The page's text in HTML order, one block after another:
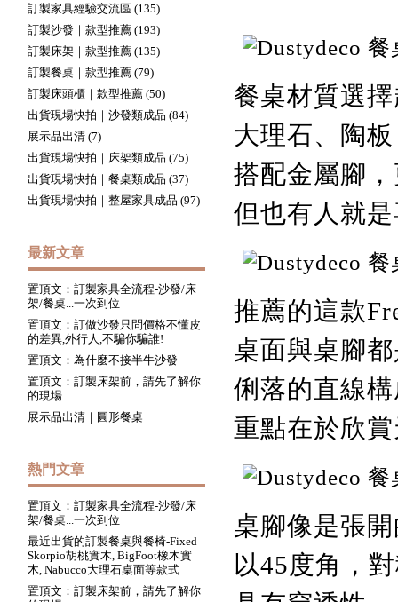
訂製家具經驗交流區 (135)
訂製沙發｜款型推薦 (193)
訂製床架｜款型推薦 (135)
訂製餐桌｜款型推薦 (79)
訂製床頭櫃｜款型推薦 (50)
出貨現場快拍｜沙發類成品 (84)
展示品出清 (7)
出貨現場快拍｜床架類成品 (75)
出貨現場快拍｜餐桌類成品 (37)
出貨現場快拍｜整屋家具成品 (97)
最新文章
置頂文：訂製家具全流程-沙發/床
架/餐桌...一次到位
置頂文：訂做沙發只問價格不懂皮
的差異,外行人,不騙你騙誰!
置頂文：為什麼不接半牛沙發
置頂文：訂製床架前，請先了解你
的現場
展示品出清｜圓形餐桌
熱門文章
置頂文：訂製家具全流程-沙發/床
架/餐桌...一次到位
最近出貨的訂製餐桌與餐椅-Fixed
Skorpio胡桃實木, BigFoot橡木實
木, Nabucco大理石桌面等款式
置頂文：訂製床架前，請先了解你
餐桌材質選
大理石、陶
搭配金屬腳
但也有人就
推薦的這款
桌面與桌腳
俐落的直線
重點在於欣
桌腳像是張
以45度角，